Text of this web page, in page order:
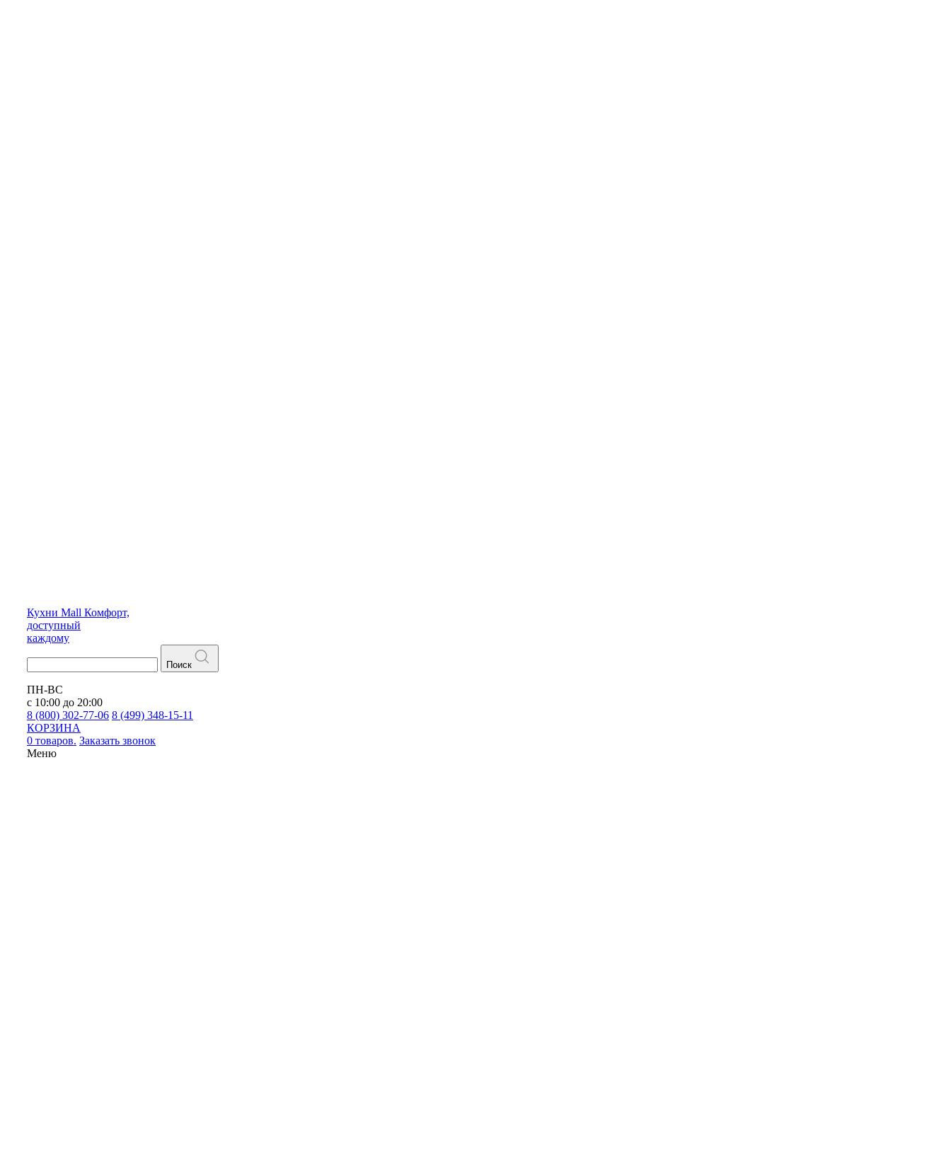
Кухни Mall Комфорт,
доступный
каждому
Поиск
ПН-ВС
с 10:00 до 20:00
8 (800) 302-77-06 8 (499) 348-15-11
КОРЗИНА
0 товаров. Заказать звонок
Меню